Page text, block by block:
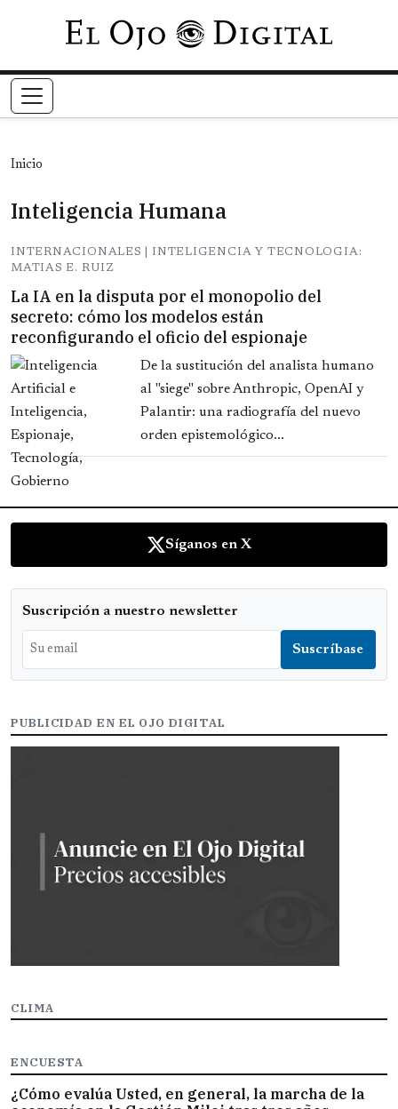
Pasar al contenido principal
Inicio
Inteligencia Humana
INTERNACIONALES | INTELIGENCIA Y TECNOLOGIA:
MATIAS E. RUIZ
La IA en la disputa por el monopolio del
secreto: cómo los modelos están
reconfigurando el oficio del espionaje
De la sustitución del analista humano
al "siege" sobre Anthropic, OpenAI y
Palantir: una radiografía del nuevo
orden epistemológico...
Síganos en X
Suscripción a nuestro newsletter
PUBLICIDAD EN EL OJO DIGITAL
CLIMA
ENCUESTA
¿Cómo evalúa Usted, en general, la marcha de la